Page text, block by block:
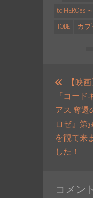
to HEROes
TOBE カ
【映画
『コード
アス 奪還
ロゼ』第3
を観て来
した！
投
コメン